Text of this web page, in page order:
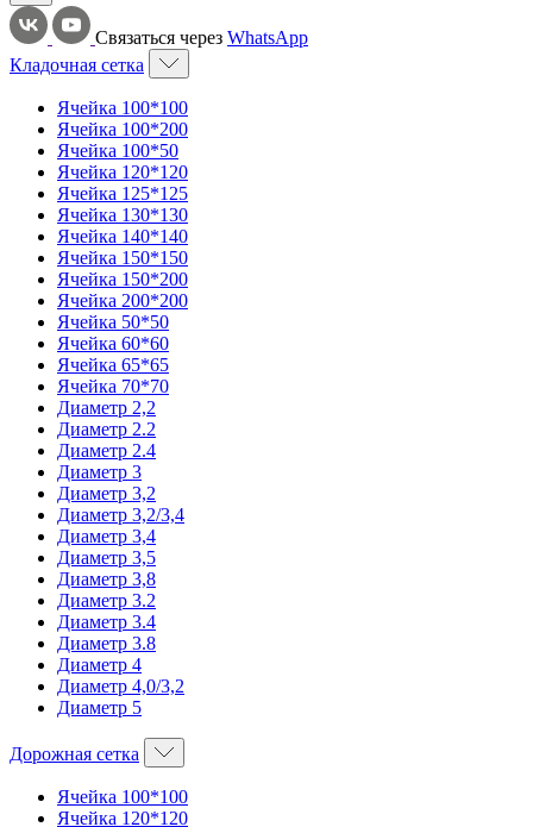
Связаться через WhatsApp
Кладочная сетка
Ячейка 100*100
Ячейка 100*200
Ячейка 100*50
Ячейка 120*120
Ячейка 125*125
Ячейка 130*130
Ячейка 140*140
Ячейка 150*150
Ячейка 150*200
Ячейка 200*200
Ячейка 50*50
Ячейка 60*60
Ячейка 65*65
Ячейка 70*70
Диаметр 2,2
Диаметр 2.2
Диаметр 2.4
Диаметр 3
Диаметр 3,2
Диаметр 3,2/3,4
Диаметр 3,4
Диаметр 3,5
Диаметр 3,8
Диаметр 3.2
Диаметр 3.4
Диаметр 3.8
Диаметр 4
Диаметр 4,0/3,2
Диаметр 5
Дорожная сетка
Ячейка 100*100
Ячейка 120*120